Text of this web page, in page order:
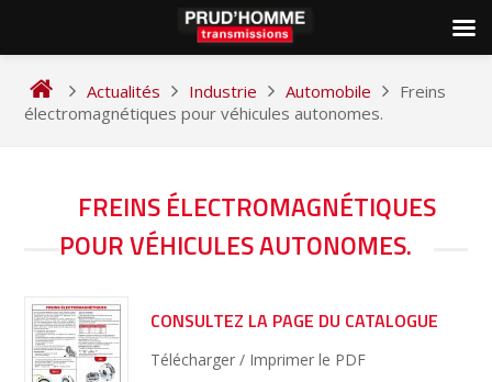
content
Actualités Industrie Automobile
Freins
électromagnétiques pour véhicules autonomes.
FREINS ÉLECTROMAGNÉTIQUES
POUR VÉHICULES AUTONOMES.
CONSULTEZ LA PAGE DU CATALOGUE
Télécharger / Imprimer le PDF
NAVIGATION